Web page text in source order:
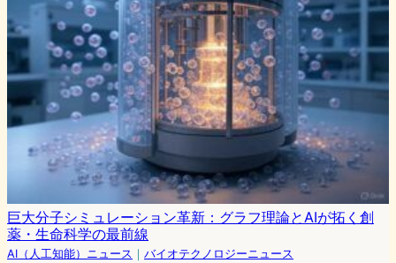
巨大分子シミュレーション革新：グラフ理論とAIが拓く創
薬・生命科学の最前線
AI（人工知能）ニュース ｜ バイオテクノロジーニュース